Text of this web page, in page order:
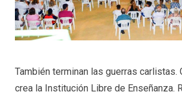
También terminan las guerras carlistas.
crea la Institución Libre de Enseñanza.